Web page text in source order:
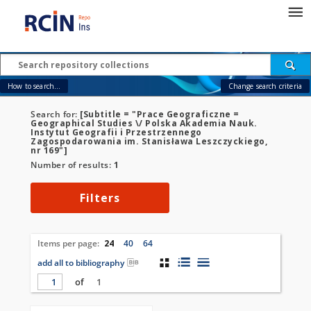
How to search... Change search criteria
Search for: [Subtitle = "Prace Geograficzne =
Geographical Studies \/ Polska Akademia Nauk.
Instytut Geografii i Przestrzennego
Zagospodarowania im. Stanisława Leszczyckiego,
nr 169"]
Number of results: 1
Filters
Items per page: 24 40
64
add all to bibliography
of
1